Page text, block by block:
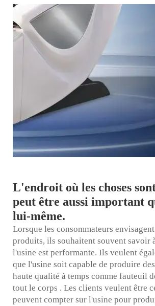
L'endroit où les choses
peut être aussi important
lui-même.
Lorsque les consommateurs
produits, ils souhaitent souvent savoir
l'usine est performante. Ils veulent
que l'usine soit capable de produire
haute qualité à temps comme fauteuil
tout le corps . Les clients veulent être
peuvent compter sur l'usine pour